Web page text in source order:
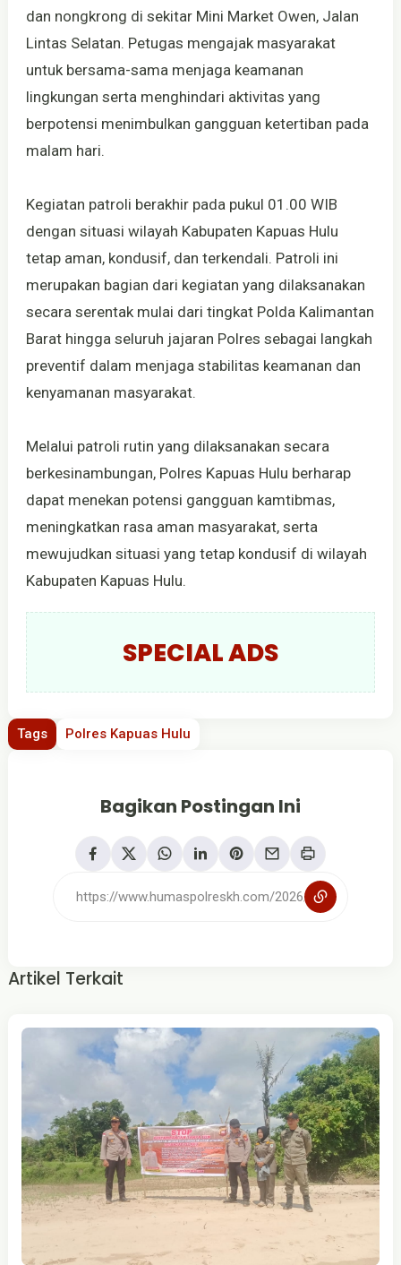
dan nongkrong di sekitar Mini Market Owen, Jalan
Lintas Selatan. Petugas mengajak masyarakat
untuk bersama-sama menjaga keamanan
lingkungan serta menghindari aktivitas yang
berpotensi menimbulkan gangguan ketertiban pada
malam hari.
Kegiatan patroli berakhir pada pukul 01.00 WIB
dengan situasi wilayah Kabupaten Kapuas Hulu
tetap aman, kondusif, dan terkendali. Patroli ini
merupakan bagian dari kegiatan yang dilaksanakan
secara serentak mulai dari tingkat Polda Kalimantan
Barat hingga seluruh jajaran Polres sebagai langkah
preventif dalam menjaga stabilitas keamanan dan
kenyamanan masyarakat.
Melalui patroli rutin yang dilaksanakan secara
berkesinambungan, Polres Kapuas Hulu berharap
dapat menekan potensi gangguan kamtibmas,
meningkatkan rasa aman masyarakat, serta
mewujudkan situasi yang tetap kondusif di wilayah
Kabupaten Kapuas Hulu.
SPECIAL ADS
Tags Polres Kapuas Hulu
Bagikan Postingan Ini
Artikel Terkait